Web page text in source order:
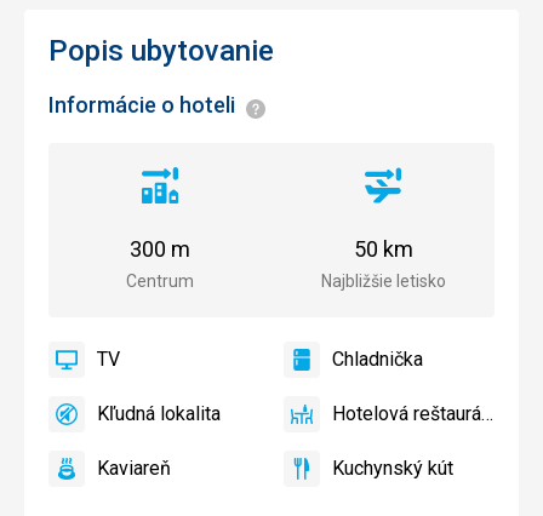
Popis ubytovanie
Informácie o hoteli Informácie
Vzdialenosť
centra
Centrum
300 m
Vzdialenosť
letiska
Najbližšie letisko
50 km
TV TV
áno Chladnička
Chladnička
áno
KľudnáKľudná lokalita
áno
HotelováHotelová reštaurácia
áno
KaviareňKaviareň
áno
Kuchynský
Kuchynský kút
áno